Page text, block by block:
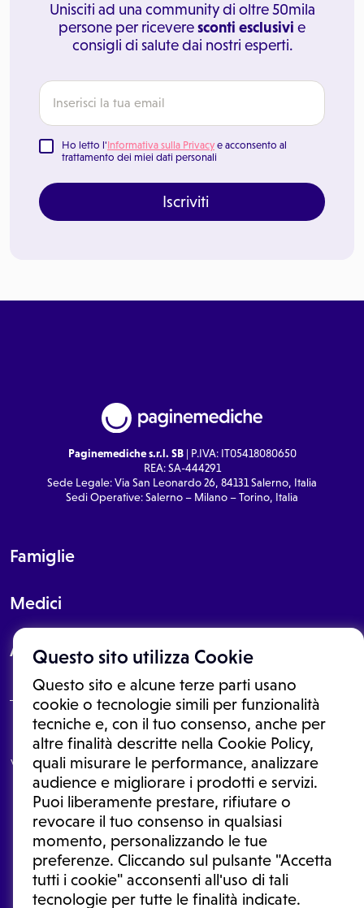
Questo sito utilizza Cookie
Questo sito e alcune terze parti usano
cookie o tecnologie simili per funzionalità
tecniche e, con il tuo consenso, anche per
altre finalità descritte nella Cookie Policy,
quali misurare le performance, analizzare
audience e migliorare i prodotti e servizi.
Puoi liberamente prestare, rifiutare o
revocare il tuo consenso in qualsiasi
momento, personalizzando le tue
preferenze. Cliccando sul pulsante "Accetta
tutti i cookie" acconsenti all'uso di tali
tecnologie per tutte le finalità indicate.
Unisciti ad una community di oltre 50mila
persone per riceveresconti esclusivi e
consigli di salute dai nostri esperti.
Ho letto l'Informativa sulla Privacy e acconsento al
trattamento dei miei dati personali
Iscriviti
Paginemediche s.r.l. SB| P.IVA: IT05418080650
REA: SA-444291
Sede Legale: Via San Leonardo 26, 84131 Salerno, Italia
Sedi Operative: Salerno – Milano – Torino, Italia
Famiglie
Medici
About
Le informazioni proposte in questo sito non sono un consulto medico.
In nessun caso, queste informazioni sostituiscono un consulto, una
visita o una diagnosi formulata dal medico. Non si devono considerare
le informazioni disponibili come suggerimenti per la formulazione di
una diagnosi, la determinazione di un trattamento o l'assunzione o
sospensione di un farmaco senza prima consultare un medico di
medicina generale o uno specialista.
Condizioni di utilizzo|Privacy Policy |Gestione cookie
Ⓒ 2025 | Tutti i diritti riservati.